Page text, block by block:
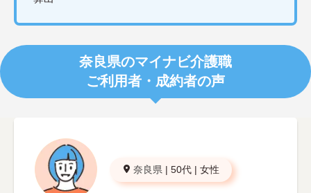
奈良県のマイナビ介護職
ご利用者・成約者の声
奈良県 | 50代 | 女性